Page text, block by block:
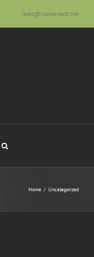
radio@lusitaniacb.net
Home / Uncategorized